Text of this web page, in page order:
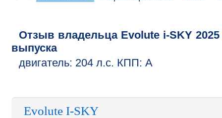
Отзыв владельца Evolute i-SKY 2025
выпуска
двигатель: 204 л.с. КПП: A
Evolute I-SKY